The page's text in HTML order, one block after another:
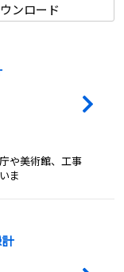
ンロード
や美術館、工事
ま